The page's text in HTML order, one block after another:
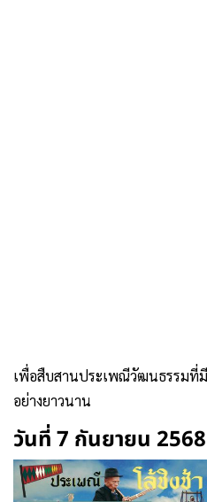
เพื่อสืบสานประเพณีวัฒนธรรมที่
อย่างยาวนาน
วันที่ 7 กันยายน